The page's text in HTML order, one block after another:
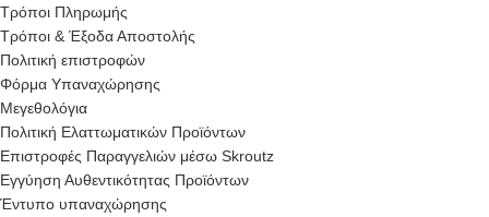
Τρόποι Πληρωμής
Τρόποι & Έξοδα Αποστολής
Πολιτική επιστροφών
Φόρμα Υπαναχώρησης
Μεγεθολόγια
Πολιτική Ελαττωματικών Προϊόντων
Επιστροφές Παραγγελιών μέσω Skroutz
Εγγύηση Αυθεντικότητας Προϊόντων
Έντυπο υπαναχώρησης